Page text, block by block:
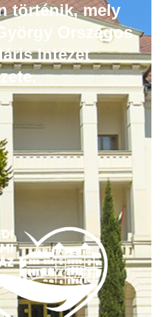
történik, mely
Országos
Intézet